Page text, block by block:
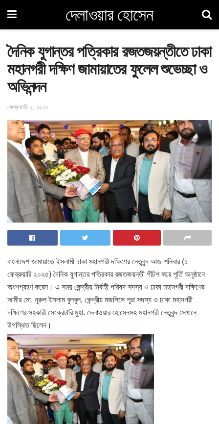
দেলাওয়ার হোসেন
দৈনিক যুগান্তর পত্রিকার রজতজয়ন্তীতে ঢাকা
মহানগরী দক্ষিণ জামায়াতের ফুলেল শুভেচ্ছা ও
অভিনন্দন
ফেব্রুয়ারি ১, ২০২৫
বাংলাদেশ জামায়াতে ইসলামী ঢাকা মহানগরী দক্ষিণের নেতৃবৃন্দ আজ শনিবার (১
ফেব্রুয়ারি ২০২৫) দৈনিক যুগান্তর পত্রিকার রজতজয়ন্তী পঁচিশ বছর পূর্তি অনুষ্ঠানে
অংশগ্রহণ করেন। এ সময় কেন্দ্রীয় নির্বাহী পরিষদ সদস্য ও ঢাকা মহানগরী দক্ষিণের
আমীর মো. নূরুল ইসলাম বুলবুল, কেন্দ্রীয় মজলিসে শূরা সদস্য ও ঢাকা মহানগরী
দক্ষিণের সহকারী সেক্রেটারি মুহা. দেলাওয়ার হোসেনসহ মহানগরী নেতৃবৃন্দ সেখানে
উপস্থিত ছিলেন।